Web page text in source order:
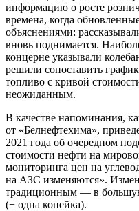
информацию о росте
времена, когда
объяснениями:
вновь поднимается.
концерне указывали
решили сопоставить
топливо с кривой
неожиданным.
В качестве напоминания,
от «Белнефтехима»,
2021 года об очередном
стоимости нефти на
мониторинга цен на
на АЗС изменяются».
традиционным — в
(+ одна копейка).